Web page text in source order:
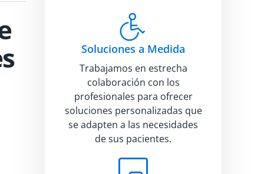
Soluciones a Medida
Trabajamos en estrecha
colaboración con los
profesionales para ofrecer
soluciones personalizadas que
se adapten a las necesidades
de sus pacientes.